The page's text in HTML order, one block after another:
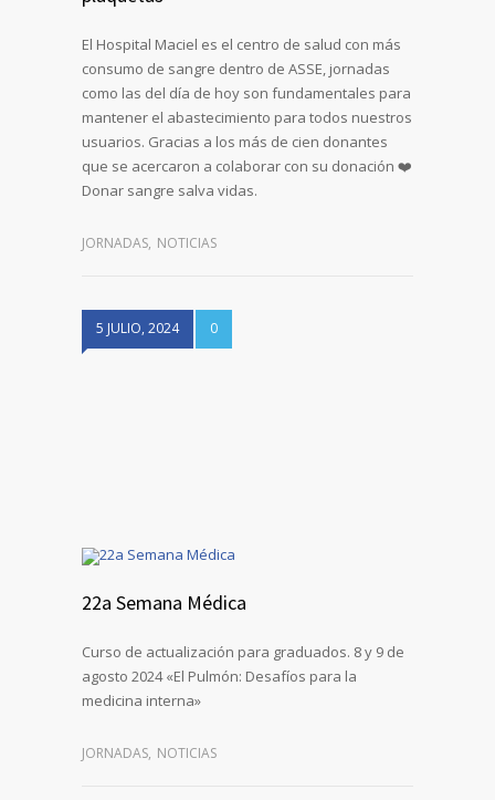
El Hospital Maciel es el centro de salud con más
consumo de sangre dentro de ASSE, jornadas
como las del día de hoy son fundamentales para
mantener el abastecimiento para todos nuestros
usuarios. Gracias a los más de cien donantes
que se acercaron a colaborar con su donación ❤️
Donar sangre salva vidas.
JORNADAS, NOTICIAS
5 JULIO, 2024 0
22a Semana Médica
Curso de actualización para graduados. 8 y 9 de
agosto 2024 «El Pulmón: Desafíos para la
medicina interna»
JORNADAS, NOTICIAS